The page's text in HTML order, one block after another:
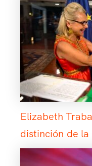
Elizabeth
distinción de la